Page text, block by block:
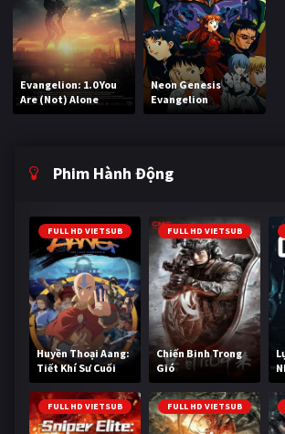
Evangelion: 1.0 You
Are (Not) Alone
Neon Genesis
Evangelion
Phim Hành Động
FULL HD VIETSUB
Huyền Thoại Aang:
Tiết Khí Sư Cuối
Cùng
FULL HD VIETSUB
Chiến Binh Trong
Gió
FULL HD VIETSUB FULL HD VIETSUB